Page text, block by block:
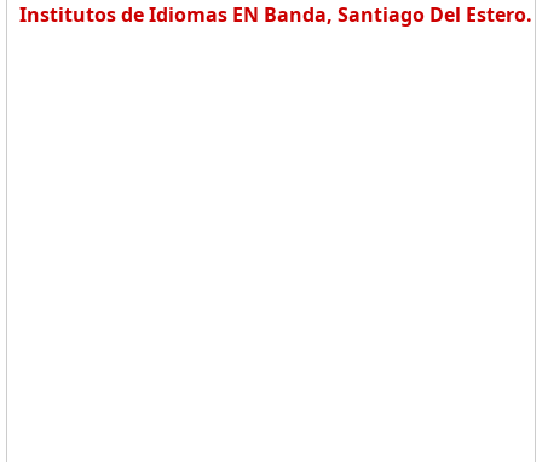
Institutos de Idiomas EN Banda, Santiago Del Estero.